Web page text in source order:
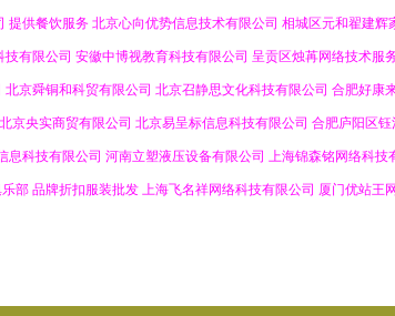
提供餐饮服务 北京心向优势信息技术有限公司 相城区元和翟建辉
有限公司 安徽中博视教育科技有限公司 呈贡区烛苒网络技术服
北京舜铜和科贸有限公司 北京召静思文化科技有限公司 合肥好康
北京央实商贸有限公司 北京易呈标信息科技有限公司 合肥庐阳区
息科技有限公司 河南立塑液压设备有限公司 上海锦森铭网络科技
部 品牌折扣服装批发 上海飞名祥网络科技有限公司 厦门优站王